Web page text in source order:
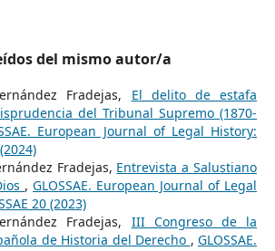
del mismo autor/a
Fradejas, El delito de estafa
del Tribunal Supremo (1870-
European Journal of Legal History:
Fradejas, Entrevista a Salustiano
,GLOSSAE. European Journal of Legal
20 (2023)
Fradejas, III Congreso de la
de Historia del Derecho ,GLOSSAE.